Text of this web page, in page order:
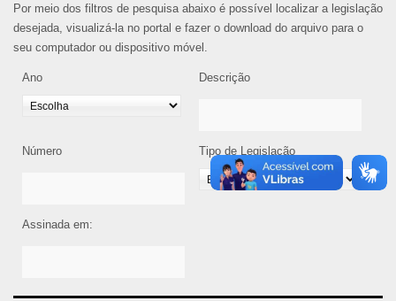
Por meio dos filtros de pesquisa abaixo é possível localizar a legislação
desejada, visualizá-la no portal e fazer o download do arquivo para o
seu computador ou dispositivo móvel.
Ano Descrição
Número Tipo de Legislação
Assinada em: